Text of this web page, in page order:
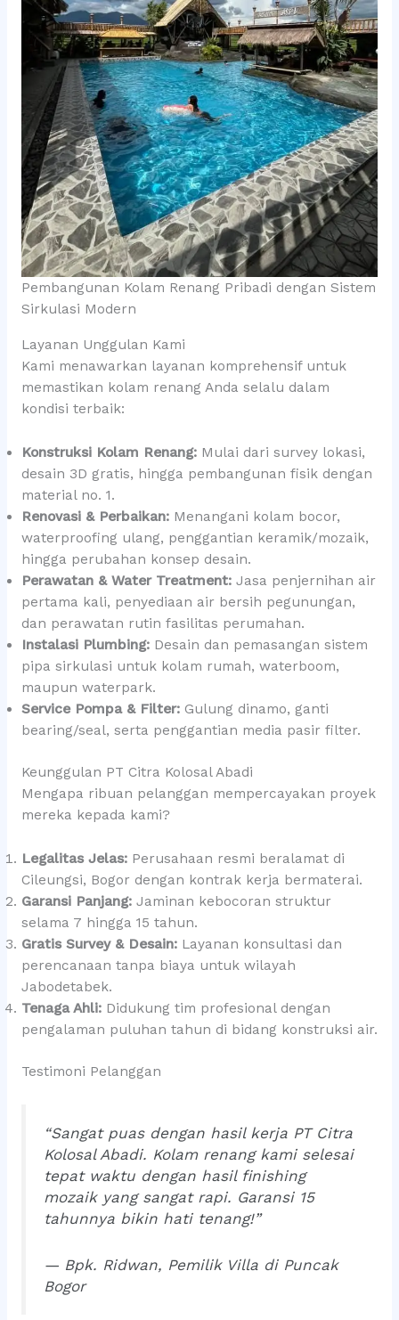
Pembangunan Kolam Renang Pribadi dengan Sistem
Sirkulasi Modern
Layanan Unggulan Kami
Kami menawarkan layanan komprehensif untuk
memastikan kolam renang Anda selalu dalam
kondisi terbaik:
Konstruksi Kolam Renang:Mulai dari survey lokasi,
desain 3D gratis, hingga pembangunan fisik dengan
material no. 1.
Renovasi & Perbaikan:Menangani kolam bocor,
waterproofing ulang, penggantian keramik/mozaik,
hingga perubahan konsep desain.
Perawatan & Water Treatment:Jasa penjernihan air
pertama kali, penyediaan air bersih pegunungan,
dan perawatan rutin fasilitas perumahan.
Instalasi Plumbing:Desain dan pemasangan sistem
pipa sirkulasi untuk kolam rumah, waterboom,
maupun waterpark.
Service Pompa & Filter:Gulung dinamo, ganti
bearing/seal, serta penggantian media pasir filter.
Keunggulan PT Citra Kolosal Abadi
Mengapa ribuan pelanggan mempercayakan proyek
mereka kepada kami?
Legalitas Jelas:Perusahaan resmi beralamat di
Cileungsi, Bogor dengan kontrak kerja bermaterai.
Garansi Panjang:Jaminan kebocoran struktur
selama 7 hingga 15 tahun.
Gratis Survey & Desain:Layanan konsultasi dan
perencanaan tanpa biaya untuk wilayah
Jabodetabek.
Tenaga Ahli:Didukung tim profesional dengan
pengalaman puluhan tahun di bidang konstruksi air.
Testimoni Pelanggan
“Sangat puas dengan hasil kerja PT Citra
Kolosal Abadi. Kolam renang kami selesai
tepat waktu dengan hasil finishing
mozaik yang sangat rapi. Garansi 15
tahunnya bikin hati tenang!”
— Bpk. Ridwan, Pemilik Villa di Puncak
Bogor